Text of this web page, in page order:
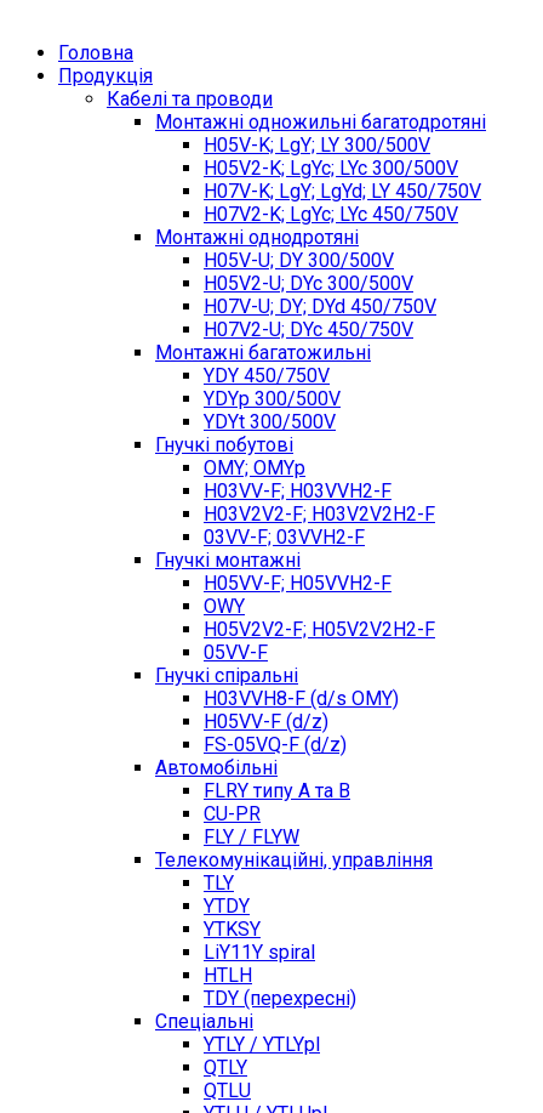
Головна
Продукція
Кабелі та проводи
Монтажні одножильні багатодротяні
H05V-K; LgY; LY 300/500V
H05V2-K; LgYc; LYc 300/500V
H07V-K; LgY; LgYd; LY 450/750V
H07V2-K; LgYc; LYc 450/750V
Монтажні однодротяні
H05V-U; DY 300/500V
H05V2-U; DYc 300/500V
H07V-U; DY; DYd 450/750V
H07V2-U; DYc 450/750V
Монтажні багатожильні
YDY 450/750V
YDYp 300/500V
YDYt 300/500V
Гнучкі побутові
OMY; OMYp
H03VV-F; H03VVH2-F
H03V2V2-F; H03V2V2H2-F
03VV-F; 03VVH2-F
Гнучкі монтажні
H05VV-F; H05VVH2-F
OWY
H05V2V2-F; H05V2V2H2-F
05VV-F
Гнучкі спіральні
H03VVH8-F (d/s OMY)
H05VV-F (d/z)
FS-05VQ-F (d/z)
Автомобільні
FLRY типу A та B
CU-PR
FLY / FLYW
Телекомунікаційні, управління
TLY
YTDY
YTKSY
LiY11Y spiral
HTLH
TDY (перехресні)
Спеціальні
YTLY / YTLYpl
QTLY
QTLU